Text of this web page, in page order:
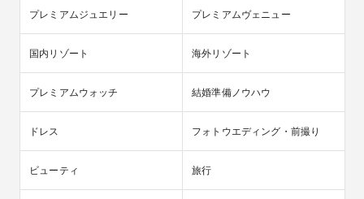
プレミアムジュエリー プレミアムヴェニュー
国内リゾート 海外リゾート
プレミアムウォッチ 結婚準備ノウハウ
ドレス フォトウエディング・前撮り
ビューティ 旅行